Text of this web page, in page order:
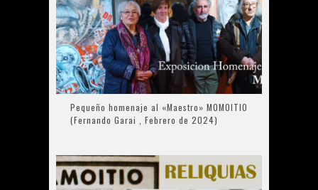
Pequeño homenaje al «Maestro» MOMOITIO
(Fernando Garai , Febrero de 2024)